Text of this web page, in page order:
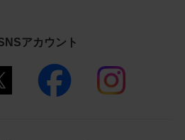
データ利用規約
真データに関する著作権
当社に帰属することに同
アカウント